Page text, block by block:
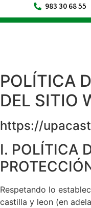
983 30 68 55
POLÍTICA
DEL SITIO
https://
I. POLÍTICA
Respetando lo
castilla y leon (en